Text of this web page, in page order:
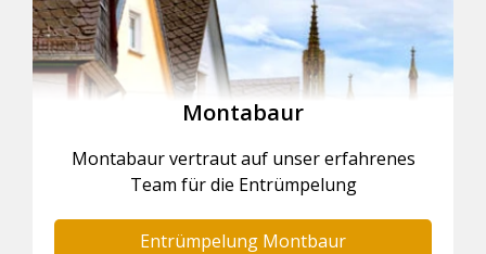
Montabaur
Montabaur vertraut auf unser erfahrenes
Team für die Entrümpelung
Entrümpelung Montbaur